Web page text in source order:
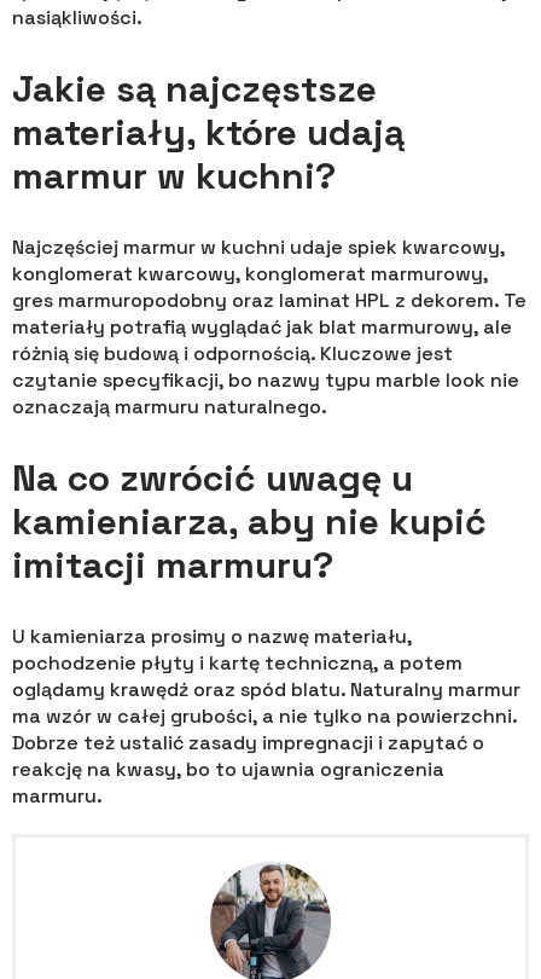
nasiąkliwości.
Jakie są najczęstsze
materiały, które udają
marmur w kuchni?
Najczęściej marmur w kuchni udaje spiek kwarcowy,
konglomerat kwarcowy, konglomerat marmurowy,
gres marmuropodobny oraz laminat HPL z dekorem. Te
materiały potrafią wyglądać jak blat marmurowy, ale
różnią się budową i odpornością. Kluczowe jest
czytanie specyfikacji, bo nazwy typu marble look nie
oznaczają marmuru naturalnego.
Na co zwrócić uwagę u
kamieniarza, aby nie kupić
imitacji marmuru?
U kamieniarza prosimy o nazwę materiału,
pochodzenie płyty i kartę techniczną, a potem
oglądamy krawędź oraz spód blatu. Naturalny marmur
ma wzór w całej grubości, a nie tylko na powierzchni.
Dobrze też ustalić zasady impregnacji i zapytać o
reakcję na kwasy, bo to ujawnia ograniczenia
marmuru.